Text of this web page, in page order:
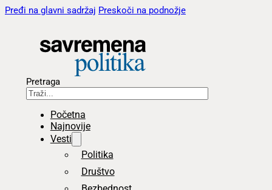
Pređi na glavni sadržaj Preskoči na podnožje
Pretraga
Početna
Najnovije
Vesti
Politika
Društvo